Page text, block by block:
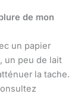
de mon
un papier
un peu de lait
la tache.